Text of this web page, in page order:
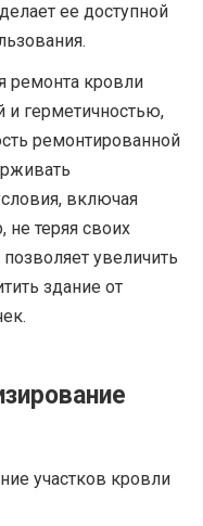
ее доступной
ремонта кровли
и герметичностью,
ремонтированной
включая
не теряя своих
увеличить
здание от